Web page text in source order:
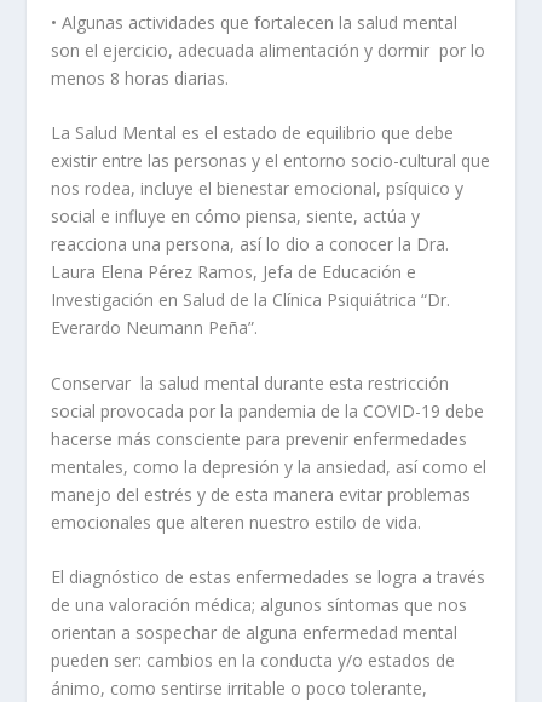
• Algunas actividades que fortalecen la salud mental
son el ejercicio, adecuada alimentación y dormir por lo
menos 8 horas diarias.
La Salud Mental es el estado de equilibrio que debe
existir entre las personas y el entorno socio-cultural que
nos rodea, incluye el bienestar emocional, psíquico y
social e influye en cómo piensa, siente, actúa y
reacciona una persona, así lo dio a conocer la Dra.
Laura Elena Pérez Ramos, Jefa de Educación e
Investigación en Salud de la Clínica Psiquiátrica “Dr.
Everardo Neumann Peña”.
Conservar la salud mental durante esta restricción
social provocada por la pandemia de la COVID-19 debe
hacerse más consciente para prevenir enfermedades
mentales, como la depresión y la ansiedad, así como el
manejo del estrés y de esta manera evitar problemas
emocionales que alteren nuestro estilo de vida.
El diagnóstico de estas enfermedades se logra a través
de una valoración médica; algunos síntomas que nos
orientan a sospechar de alguna enfermedad mental
pueden ser: cambios en la conducta y/o estados de
ánimo, como sentirse irritable o poco tolerante,